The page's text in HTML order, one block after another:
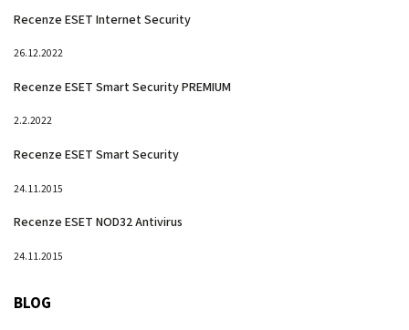
Recenze ESET Internet Security
26.12.2022
Recenze ESET Smart Security PREMIUM
2.2.2022
Recenze ESET Smart Security
24.11.2015
Recenze ESET NOD32 Antivirus
24.11.2015
BLOG